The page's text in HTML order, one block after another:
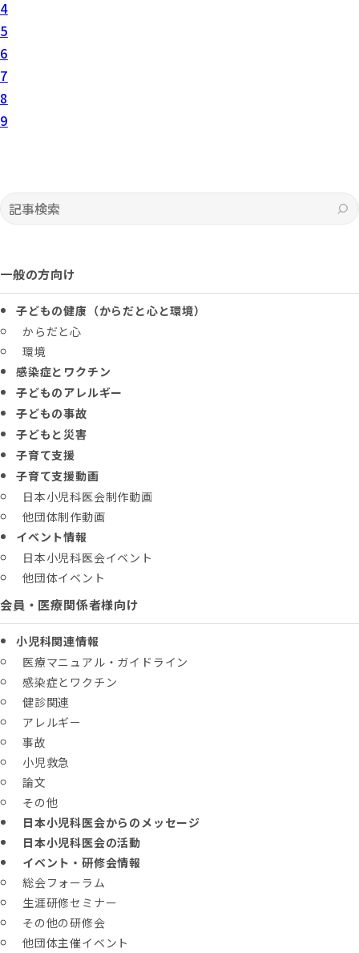
4
5
6
7
8
9
記事検索
一般の方向け
子どもの健康（からだと心と環境）
からだと心
環境
感染症とワクチン
子どものアレルギー
子どもの事故
子どもと災害
子育て支援
子育て支援動画
日本小児科医会制作動画
他団体制作動画
イベント情報
日本小児科医会イベント
他団体イベント
会員・医療関係者様向け
小児科関連情報
医療マニュアル・ガイドライン
感染症とワクチン
健診関連
アレルギー
事故
小児救急
論文
その他
日本小児科医会からのメッセージ
日本小児科医会の活動
イベント・研修会情報
総会フォーラム
生涯研修セミナー
その他の研修会
他団体主催イベント